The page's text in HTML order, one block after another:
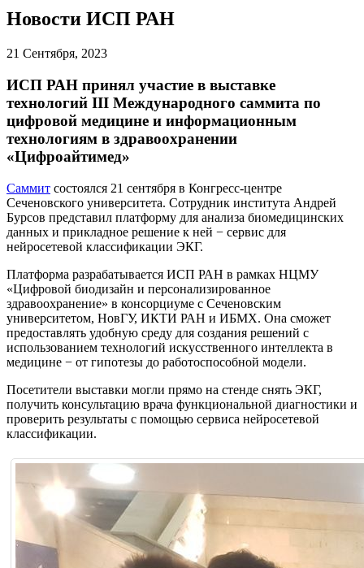
Новости ИСП РАН
21 Сентября, 2023
ИСП РАН принял участие в выставке
технологий III Международного саммита по
цифровой медицине и информационным
технологиям в здравоохранении
«Цифроайтимед»
Саммит состоялся 21 сентября в Конгресс-центре
Сеченовского университета. Сотрудник института Андрей
Бурсов представил платформу для анализа биомедицинских
данных и прикладное решение к ней − сервис для
нейросетевой классификации ЭКГ.
Платформа разрабатывается ИСП РАН в рамках НЦМУ
«Цифровой биодизайн и персонализированное
здравоохранение» в консорциуме с Сеченовским
университетом, НовГУ, ИКТИ РАН и ИБМХ. Она сможет
предоставлять удобную среду для создания решений с
использованием технологий искусственного интеллекта в
медицине − от гипотезы до работоспособной модели.
Посетители выставки могли прямо на стенде снять ЭКГ,
получить консультацию врача функциональной диагностики и
проверить результаты с помощью сервиса нейросетевой
классификации.